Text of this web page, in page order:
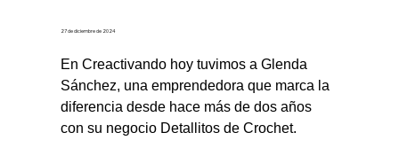
27 de diciembre de 2024
En Creactivando hoy tuvimos a Glenda
Sánchez, una emprendedora que marca la
diferencia desde hace más de dos años
con su negocio Detallitos de Crochet.